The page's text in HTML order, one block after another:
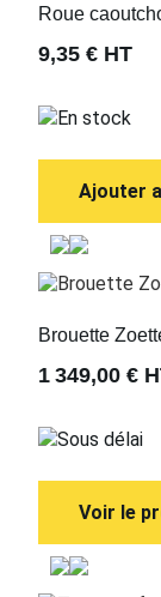
Roue
9,35 € HT
En stock
Ajouter
Brouette
1 349,00 €
Sous délai
Voir le